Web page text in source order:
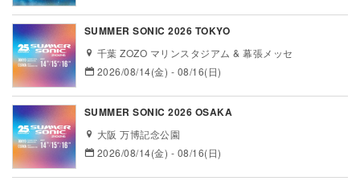
SUMMER SONIC 2026 TOKYO
千葉 ZOZO マリンスタジアム & 幕張メッセ
2026/08/14(金) - 08/16(日)
SUMMER SONIC 2026 OSAKA
大阪 万博記念公園
2026/08/14(金) - 08/16(日)